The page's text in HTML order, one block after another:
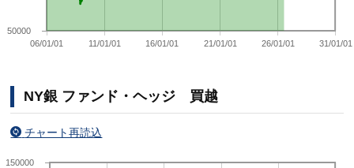
06/01/01 11/01/01 16/01/01 21/01/01 26/01/01 31/01/01
50000
NY銀 ファンド・ヘッジ 買越
チャート再読込
150000